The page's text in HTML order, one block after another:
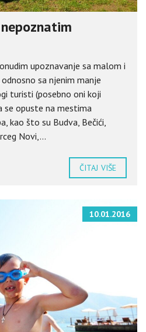
upoznavanje sa malom i
sa njenim manje
turisti (posebno oni koji
se opuste na mestima
kao što su Budva, Bečići,
Novi,...
ČITAJ VIŠE
10.01.2016